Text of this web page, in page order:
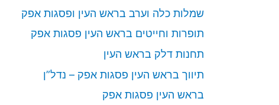
שמלות כלה וערב בראש העין ופסגות אפק
תופרות וחייטים בראש העין פסגות אפק
תחנות דלק בראש העין
תיווך בראש העין פסגות אפק – נדל”ן
בראש העין פסגות אפק